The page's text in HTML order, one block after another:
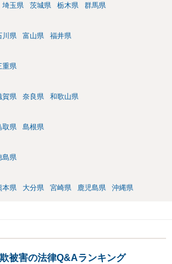
埼玉県 茨城県 栃木県 群馬県
川県 富山県 福井県
重県
賀県 奈良県 和歌山県
取県 島根県
島県
本県 大分県 宮崎県 鹿児島県 沖縄県
被害の法律Q&Aランキング